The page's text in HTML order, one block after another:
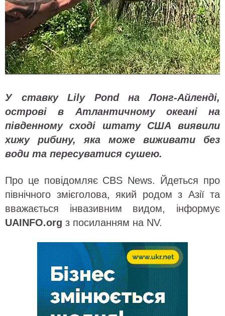
У ставку Lily Pond на Лонг-Айленді,
острові в Атлантичному океані на
південному сході штату США виявили
хижу рибину, яка може виживати без
води та пересуватися сушею.
Про це повідомляє CBS News. Йдеться про
північного змієголова, який родом з Азії та
вважається інвазивним видом, інформує
UAINFO.org з посиланням на NV.